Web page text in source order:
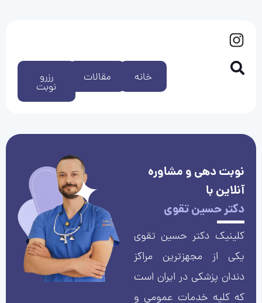
رزرو
نوبت
مقالات خانه
نوبت دهی و مشاوره
آنلاین با
دکتر حسین تقوی
کلینیک دکتر حسین تقوی
یکی از مجهزترین مراکز
دندان پزشکی در ایران است
که کلیه خدمات عمومی و